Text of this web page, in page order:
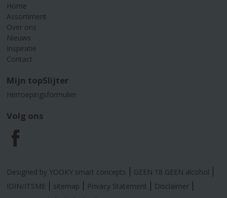
Home
Assortiment
Over ons
Nieuws
Inspiratie
Contact
Mijn topSlijter
Herroepingsformulier
Volg ons
F
a
c
Designed by YOOKY smart concepts
GEEN 18 GEEN alcohol
IDIN/ITSME
sitemap Privacy Statement
Disclaimer